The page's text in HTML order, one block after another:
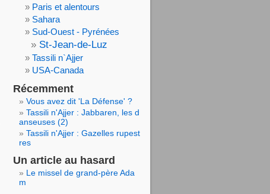
Paris et alentours
Sahara
Sud-Ouest - Pyrénées
St-Jean-de-Luz
Tassili n`Ajjer
USA-Canada
Récemment
Vous avez dit 'La Défense' ?
Tassili n'Ajjer : Jabbaren, les d
anseuses (2)
Tassili n'Ajjer : Gazelles rupest
res
Un article au hasard
Le missel de grand-père Ada
m